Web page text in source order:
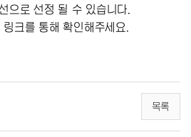
으로 선정 될 수 있습니다.
크를 통해 확인해주세요.
목록